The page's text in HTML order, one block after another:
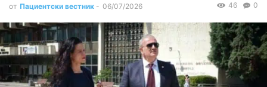
от Пациентски вестник - 06/07/2026 0
46